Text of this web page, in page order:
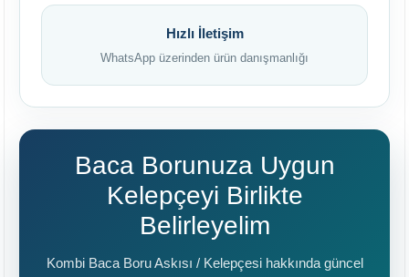
Hızlı İletişim
WhatsApp üzerinden ürün danışmanlığı
Baca Borunuza Uygun
Kelepçeyi Birlikte
Belirleyelim
Kombi Baca Boru Askısı / Kelepçesi hakkında güncel